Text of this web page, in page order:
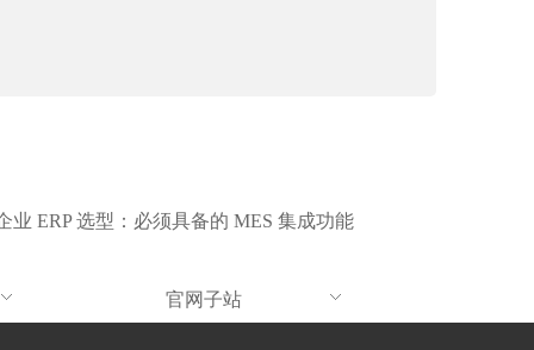
业 ERP 选型：必须具备的 MES 集成功能
官网子站